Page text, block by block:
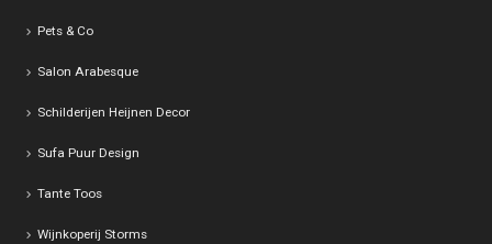
Pets & Co
Salon Arabesque
Schilderijen Heijnen Decor
Sufa Puur Design
Tante Toos
Wijnkoperij Storms